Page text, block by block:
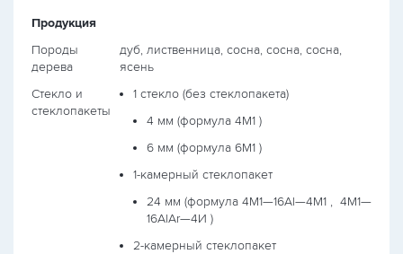
Продукция
Породы
дерева
дуб, лиственница, сосна, сосна, сосна,
ясень
Стекло и
стеклопакеты
1 стекло (без стеклопакета)
4 мм (формула 4М1 )
6 мм (формула 6М1 )
1-камерный стеклопакет
24 мм (формула 4М1—16Al—4М1 , 4М1—
16AlAr—4И )
2-камерный стеклопакет